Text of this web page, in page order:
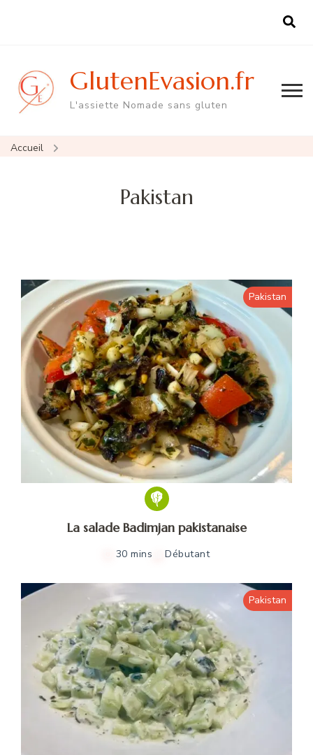
GlutenEvasion.fr
L'assiette Nomade sans gluten
Accueil
Pakistan
Pakistan
La salade Badimjan pakistanaise
30 mins Débutant
Pakistan